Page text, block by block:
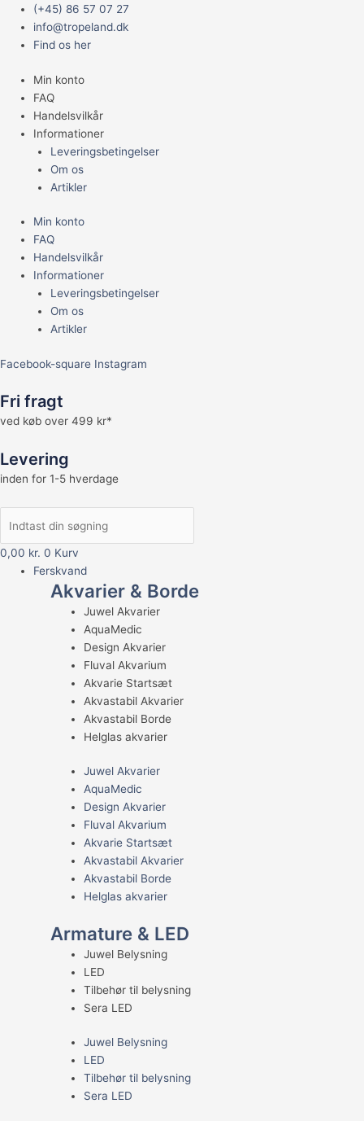
indholdet
(+45) 86 57 07 27
info@tropeland.dk
Find os her
Min konto
FAQ
Handelsvilkår
Informationer
Leveringsbetingelser
Om os
Artikler
Min konto
FAQ
Handelsvilkår
Informationer
Leveringsbetingelser
Om os
Artikler
Facebook-square Instagram
Fri fragt
ved køb over 499 kr*
Levering
inden for 1-5 hverdage
0,00 kr. 0 Kurv
Main
Menu
Ferskvand
Akvarier & Borde
Juwel Akvarier
AquaMedic
Design Akvarier
Fluval Akvarium
Akvarie Startsæt
Akvastabil Akvarier
Akvastabil Borde
Helglas akvarier
Juwel Akvarier
AquaMedic
Design Akvarier
Fluval Akvarium
Akvarie Startsæt
Akvastabil Akvarier
Akvastabil Borde
Helglas akvarier
Armature & LED
Juwel Belysning
LED
Tilbehør til belysning
Sera LED
Juwel Belysning
LED
Tilbehør til belysning
Sera LED